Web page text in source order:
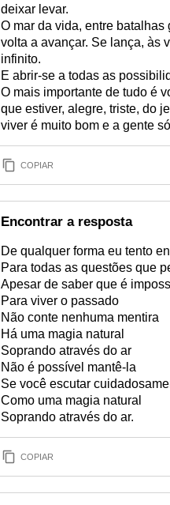
deixar levar.
O mar da vida, entre
volta a avançar. Se lança, às
infinito.
E abrir-se a todas as
O mais importante de tudo é
que estiver, alegre, triste, do
viver é muito bom e a gente
COPIAR
Encontrar a resposta
De qualquer forma eu tento
Para todas as questões que
Apesar de saber que é
Para viver o passado
Não conte nenhuma mentira
Há uma magia natural
Soprando através do ar
Não é possível mantê-la
Se você escutar
Como uma magia natural
Soprando através do ar.
COPIAR